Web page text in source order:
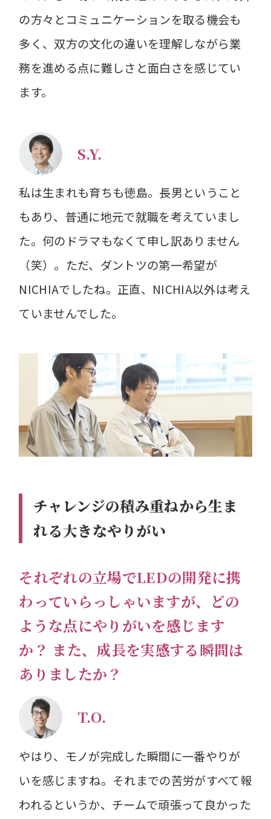
の方々とコミュニケーションを取る機会も
多く、双方の文化の違いを理解しながら業
務を進める点に難しさと面白さを感じてい
ます。
S.Y.
私は生まれも育ちも徳島。長男ということ
もあり、普通に地元で就職を考えていまし
た。何のドラマもなくて申し訳ありません
（笑）。ただ、ダントツの第一希望が
NICHIAでしたね。正直、NICHIA以外は考え
ていませんでした。
チャレンジの積み重ねから生ま
れる大きなやりがい
それぞれの立場でLEDの開発に携
わっていらっしゃいますが、どの
ような点にやりがいを感じます
か？ また、成長を実感する瞬間は
ありましたか？
T.O.
やはり、モノが完成した瞬間に一番やりが
いを感じますね。それまでの苦労がすべて報
われるというか、チームで頑張って良かった